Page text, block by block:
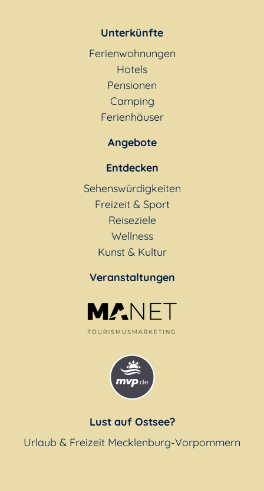
Unterkünfte
Ferienwohnungen
Hotels
Pensionen
Camping
Ferienhäuser
Angebote
Entdecken
Sehenswürdigkeiten
Freizeit & Sport
Reiseziele
Wellness
Kunst & Kultur
Veranstaltungen
Lust auf Ostsee?
Urlaub & Freizeit Mecklenburg-Vorpommern